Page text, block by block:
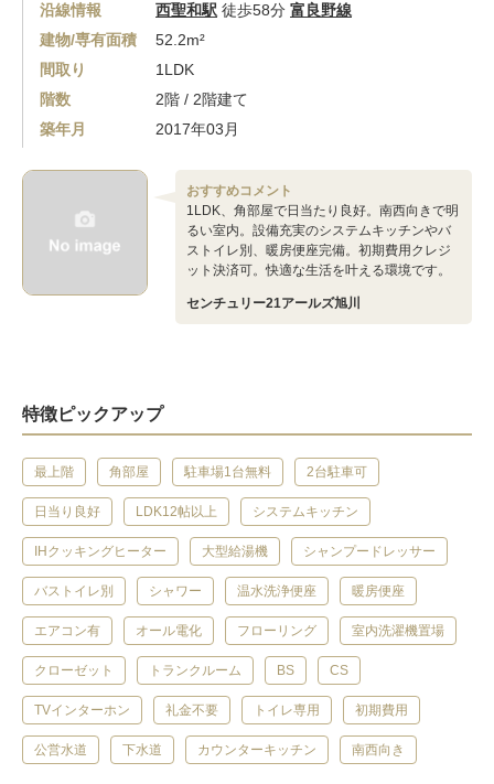
沿線情報
西聖和駅 徒歩58分 富良野線
建物/専有面積
52.2m²
間取り
1LDK
階数
2階 / 2階建て
築年月
2017年03月
おすすめコメント
1LDK、角部屋で日当たり良好。南西向きで明
るい室内。設備充実のシステムキッチンやバ
ストイレ別、暖房便座完備。初期費用クレジ
ット決済可。快適な生活を叶える環境です。
センチュリー21アールズ旭川
特徴ピックアップ
最上階 角部屋 駐車場1台無料 2台駐車可
日当り良好 LDK12帖以上 システムキッチン
IHクッキングヒーター 大型給湯機 シャンプードレッサー
バストイレ別 シャワー 温水洗浄便座 暖房便座
エアコン有 オール電化 フローリング 室内洗濯機置場
クローゼット トランクルーム BS CS
TVインターホン 礼金不要 トイレ専用 初期費用
公営水道 下水道 カウンターキッチン 南西向き